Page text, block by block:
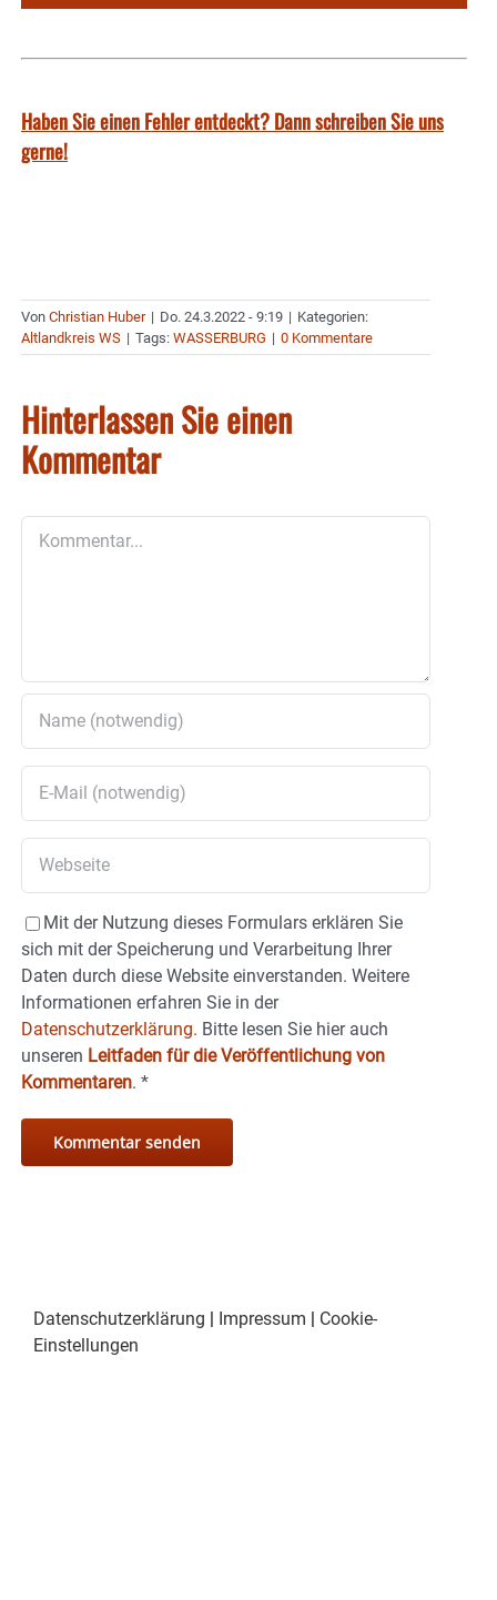
Haben Sie einen Fehler entdeckt? Dann schreiben Sie uns
gerne!
Von Christian Huber | Do. 24.3.2022 - 9:19 | Kategorien:
Altlandkreis WS | Tags: WASSERBURG | 0 Kommentare
Hinterlassen Sie einen
Kommentar
Mit der Nutzung dieses Formulars erklären Sie
sich mit der Speicherung und Verarbeitung Ihrer
Daten durch diese Website einverstanden. Weitere
Informationen erfahren Sie in der
Datenschutzerklärung. Bitte lesen Sie hier auch
unseren Leitfaden für die Veröffentlichung von
Kommentaren. *
Datenschutzerklärung | Impressum | Cookie-
Einstellungen